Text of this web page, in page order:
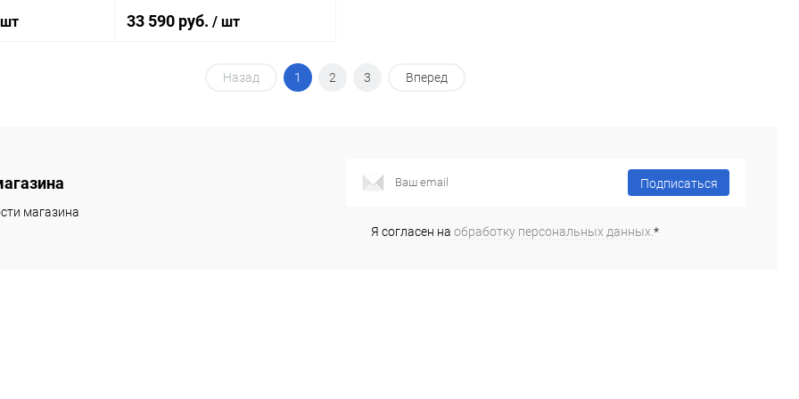
33 590 руб. / шт
Назад 1 2 3 Вперед
магазина
Подписаться
Я согласен на обработку персональных данных. *